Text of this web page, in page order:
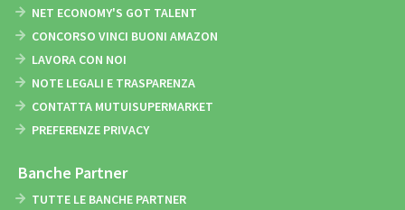
NET ECONOMY'S GOT TALENT
CONCORSO VINCI BUONI AMAZON
LAVORA CON NOI
NOTE LEGALI E TRASPARENZA
CONTATTA MUTUISUPERMARKET
PREFERENZE PRIVACY
Banche Partner
TUTTE LE BANCHE PARTNER